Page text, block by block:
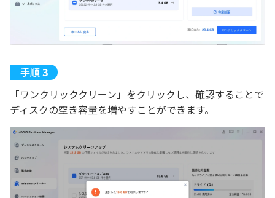
「ワンクリッククリーン」をクリックし、確認することで
ディスクの空き容量を増やすことができます。